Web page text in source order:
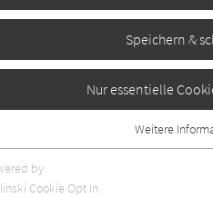
Speichern &
Nur essentielle
Cookies werden für
benötigt. Dadurch ist gewährleistet, dass
Weitere
by
Cookie Opt In